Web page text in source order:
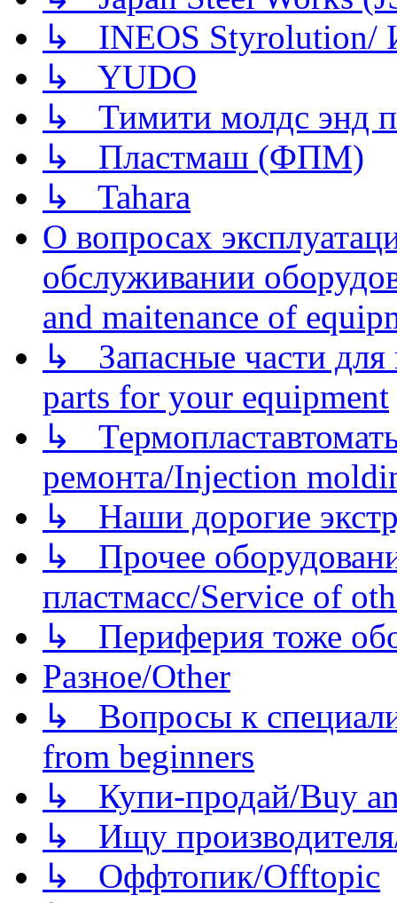
↳ INEOS
↳ YUDO
↳ Тимити молдс энд
↳ Пластмаш (ФПМ)
↳ Tahara
О вопросах
обслуживании
and maitenance of
↳ Запасные части для
parts for your equipment
↳
ремонта/Injection
↳ Наши дорогие
↳ Прочее
пластмасс/Service of
↳ Периферия тоже
Разное/Other
↳ Вопросы к
from beginners
↳ Купи-продай/Buy
↳ Ищу
↳ Оффтопик/Offtopic